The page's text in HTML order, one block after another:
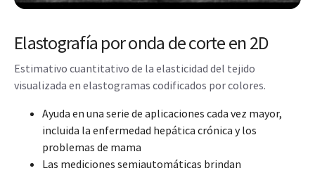
Elastografía por onda de corte en 2D
Estimativo cuantitativo de la elasticidad del tejido
visualizada en elastogramas codificados por colores.
Ayuda en una serie de aplicaciones cada vez mayor,
incluida la enfermedad hepática crónica y los
problemas de mama
Las mediciones semiautomáticas brindan